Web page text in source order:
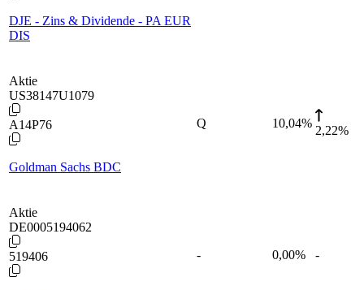
DJE - Zins & Dividende - PA EUR
DIS
Aktie
US38147U1079
A14P76
Goldman Sachs BDC
Q 10,04%
2,22%
Aktie
DE0005194062
519406 - 0,00% -